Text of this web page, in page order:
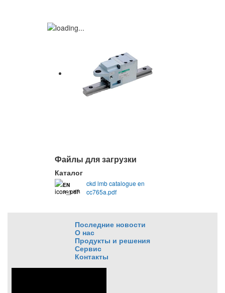
Файлы для загрузки
Каталог
EN
393 KB
ckd lmb catalogue en
cc765a.pdf
Последние новости
О нас
Продукты и решения
Сервис
Контакты